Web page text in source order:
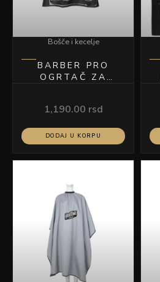
Bošče i kecelje
BARBER PRO
OGRTAČ ZA
1,190.00 rsd
DODAJ U KORPU